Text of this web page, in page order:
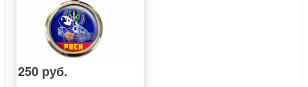
250 руб.